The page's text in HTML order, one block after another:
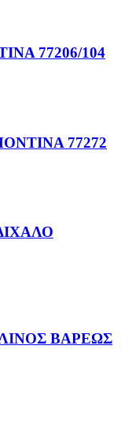
77206/104
77272
ΒΑΡΕΩΣ